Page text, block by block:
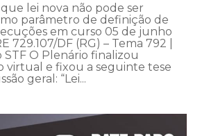
lei nova não pode ser
parâmetro de definição de
em curso 05 de junho
729.107/DF (RG) – Tema 792 |
STF O Plenário finalizou
virtual e fixou a seguinte tese
geral: “Lei...